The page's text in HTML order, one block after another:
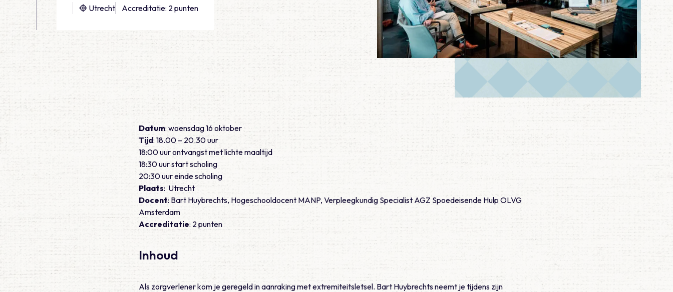
Utrecht Accreditatie: 2 punten
Datum: woensdag 16 oktober
Tijd: 18.00 – 20.30 uur
18:00 uur ontvangst met lichte maaltijd
18:30 uur start scholing
20:30 uur einde scholing
Plaats: Utrecht
Docent: Bart Huybrechts, Hogeschooldocent MANP, Verpleegkundig Specialist AGZ Spoedeisende Hulp OLVG
Amsterdam
Accreditatie: 2 punten
Inhoud
Als zorgverlener kom je geregeld in aanraking met extremiteitsletsel. Bart Huybrechts neemt je tijdens zijn